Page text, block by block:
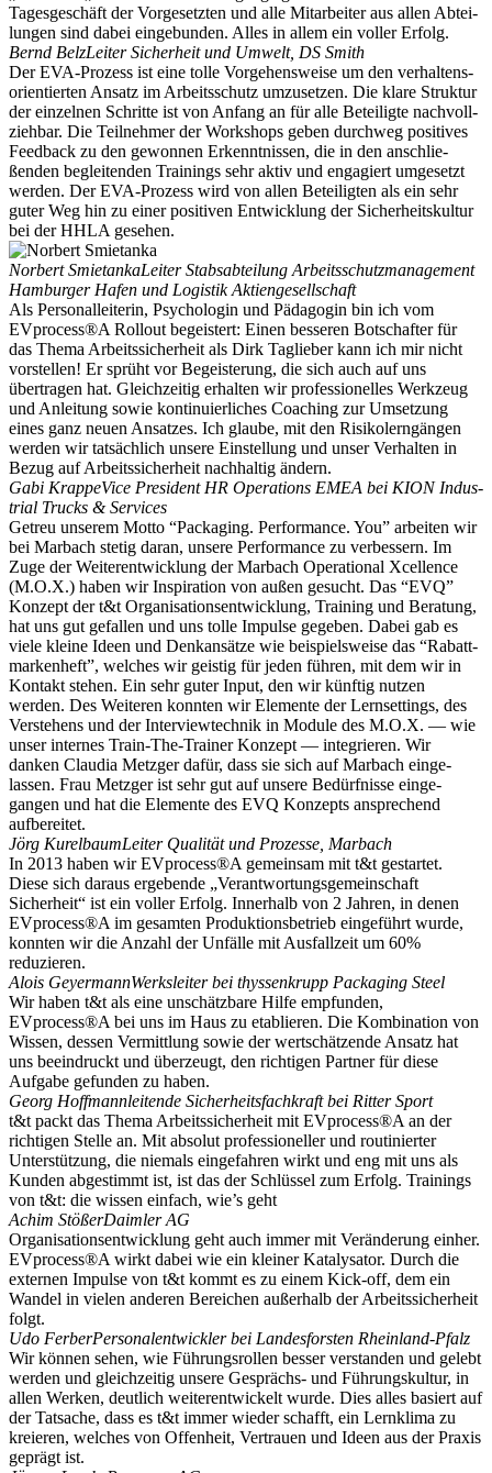
Tages­ge­schäft der Vorge­setzten und alle Mitar­beiter aus allen Abtei­
lungen sind dabei einge­bunden. Alles in allem ein voller Erfolg.
Bernd BelzLeiter Sicherheit und Umwelt, DS Smith
Der EVA-Prozess ist eine tolle Vorge­hens­weise um den verhal­tens­
ori­en­tierten Ansatz im Arbeits­schutz umzusetzen. Die klare Struktur
der einzelnen Schritte ist von Anfang an für alle Betei­ligte nachvoll­
ziehbar. Die Teilnehmer der Workshops geben durchweg positives
Feedback zu den gewonnen Erkennt­nissen, die in den anschlie­
ßenden beglei­tenden Trainings sehr aktiv und engagiert umgesetzt
werden. Der EVA-Prozess wird von allen Betei­ligten als ein sehr
guter Weg hin zu einer positiven Entwicklung der Sicher­heits­kultur
bei der HHLA gesehen.
Norbert SmietankaLeiter Stabs­ab­teilung Arbeits­schutz­ma­nagement
Hamburger Hafen und Logistik Aktien­ge­sell­schaft
Als Perso­nal­lei­terin, Psycho­login und Pädagogin bin ich vom
EVprocess®A Rollout begeistert: Einen besseren Botschafter für
das Thema Arbeits­si­cherheit als Dirk Taglieber kann ich mir nicht
vorstellen! Er sprüht vor Begeis­terung, die sich auch auf uns
übertragen hat. Gleich­zeitig erhalten wir profes­sio­nelles Werkzeug
und Anleitung sowie konti­nu­ier­liches Coaching zur Umsetzung
eines ganz neuen Ansatzes. Ich glaube, mit den Risiko­lern­gängen
werden wir tatsächlich unsere Einstellung und unser Verhalten in
Bezug auf Arbeits­si­cherheit nachhaltig ändern.
Gabi KrappeVice President HR Opera­tions EMEA bei KION Indus­
trial Trucks & Services
Getreu unserem Motto “Packaging. Perfor­mance. You” arbeiten wir
bei Marbach stetig daran, unsere Perfor­mance zu verbessern. Im
Zuge der Weiter­ent­wicklung der Marbach Opera­tional Xcellence
(M.O.X.) haben wir Inspi­ration von außen gesucht. Das “EVQ”
Konzept der t&t Organi­sa­ti­ons­ent­wicklung, Training und Beratung,
hat uns gut gefallen und uns tolle Impulse gegeben. Dabei gab es
viele kleine Ideen und Denkan­sätze wie beispiels­weise das “Rabatt­
mar­kenheft”, welches wir geistig für jeden führen, mit dem wir in
Kontakt stehen. Ein sehr guter Input, den wir künftig nutzen
werden. Des Weiteren konnten wir Elemente der Lernset­tings, des
Verstehens und der Inter­view­technik in Module des M.O.X. — wie
unser internes Train-The-Trainer Konzept — integrieren. Wir
danken Claudia Metzger dafür, dass sie sich auf Marbach einge­
lassen. Frau Metzger ist sehr gut auf unsere Bedürf­nisse einge­
gangen und hat die Elemente des EVQ Konzepts anspre­chend
aufbe­reitet.
Jörg KurelbaumLeiter Qualität und Prozesse, Marbach
In 2013 haben wir EVprocess®A gemeinsam mit t&t gestartet.
Diese sich daraus ergebende „Verant­wor­tungs­ge­mein­schaft
Sicherheit“ ist ein voller Erfolg. Innerhalb von 2 Jahren, in denen
EVprocess®A im gesamten Produk­ti­ons­be­trieb einge­führt wurde,
konnten wir die Anzahl der Unfälle mit Ausfallzeit um 60%
reduzieren.
Alois GeyermannWerks­leiter bei thyssen­krupp Packaging Steel
Wir haben t&t als eine unschätzbare Hilfe empfunden,
EVprocess®A bei uns im Haus zu etablieren. Die Kombi­nation von
Wissen, dessen Vermittlung sowie der wertschät­zende Ansatz hat
uns beein­druckt und überzeugt, den richtigen Partner für diese
Aufgabe gefunden zu haben.
Georg Hoffmannleitende Sicher­heits­fach­kraft bei Ritter Sport
t&t packt das Thema Arbeits­si­cherheit mit EVprocess®A an der
richtigen Stelle an. Mit absolut profes­sio­neller und routi­nierter
Unter­stützung, die niemals einge­fahren wirkt und eng mit uns als
Kunden abgestimmt ist, ist das der Schlüssel zum Erfolg. Trainings
von t&t: die wissen einfach, wie’s geht
Achim StößerDaimler AG
Organi­sa­ti­ons­ent­wicklung geht auch immer mit Verän­derung einher.
EVprocess®A wirkt dabei wie ein kleiner Kataly­sator. Durch die
externen Impulse von t&t kommt es zu einem Kick-off, dem ein
Wandel in vielen anderen Bereichen außerhalb der Arbeits­si­cherheit
folgt.
Udo FerberPerso­nal­ent­wickler bei Landes­forsten Rheinland-Pfalz
Wir können sehen, wie Führungs­rollen besser verstanden und gelebt
werden und gleich­zeitig unsere Gesprächs- und Führungs­kultur, in
allen Werken, deutlich weiter­ent­wi­ckelt wurde. Dies alles basiert auf
der Tatsache, dass es t&t immer wieder schafft, ein Lernklima zu
kreieren, welches von Offenheit, Vertrauen und Ideen aus der Praxis
geprägt ist.